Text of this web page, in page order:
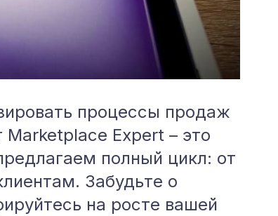
процессы продаж
Expert – это
полный цикл: от
Забудьте о
на росте вашей